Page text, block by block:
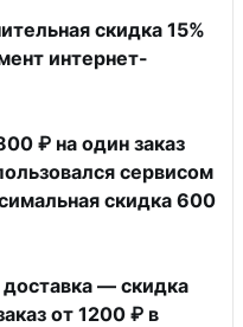
скидка 15%
интернет-
₽ на один заказ
сервисом
скидка 600
— скидка
от 1200 ₽ в